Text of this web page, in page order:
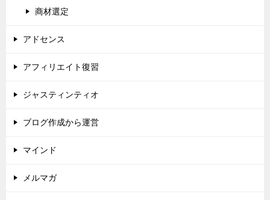
商材選定
アドセンス
アフィリエイト復習
ジャスティンティオ
ブログ作成から運営
マインド
メルマガ